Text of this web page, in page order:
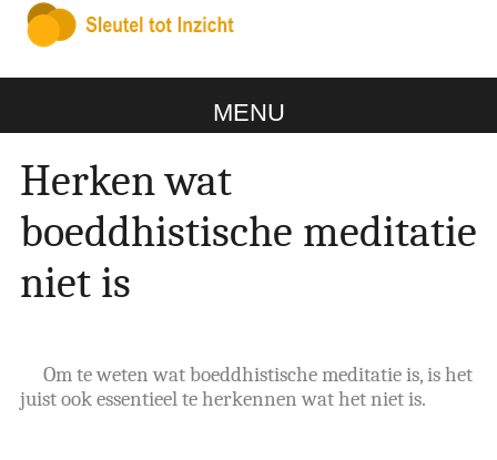
MENU
Herken wat
boeddhistische meditatie
niet is
Om te weten wat boeddhistische meditatie is, is het
juist ook essentieel te herkennen wat het niet is.